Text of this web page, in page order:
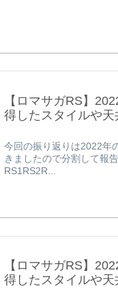
【ロマサガRS】
得したスタイルや天
今回の振り返りは2022年
きましたので分割して報
RS1RS2R...
【ロマサガRS】
得したスタイルや天